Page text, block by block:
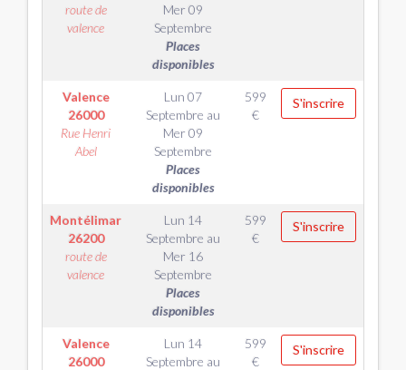
route de
valence
Mer 09
Septembre
Places
disponibles
Valence
26000
Rue Henri
Abel
Lun 07
Septembre au
Mer 09
Septembre
Places
disponibles
599
€
S'inscrire
Montélimar
26200
route de
valence
Lun 14
Septembre au
Mer 16
Septembre
Places
disponibles
599
€
S'inscrire
Valence
26000
Lun 14
Septembre au
599
€
S'inscrire